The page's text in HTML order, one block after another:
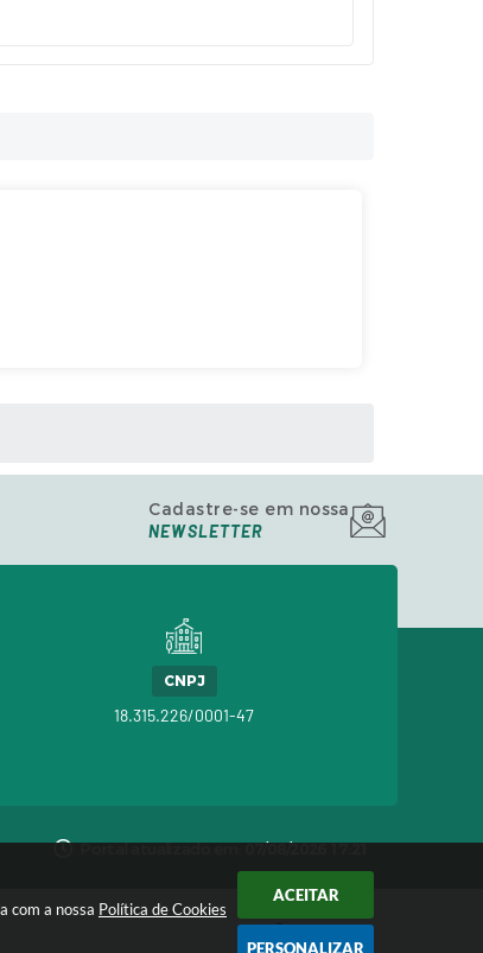
com a nossa Política de Cookies
ACEITAR
PERSONALIZAR
Cadastre-se em nossa
NEWSLETTER
CNPJ
18.315.226/0001-47
Portal atualizado em:07/08/2026 17:21